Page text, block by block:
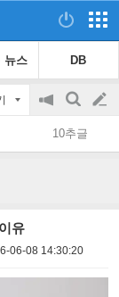
뉴스 DB
공
지
on/off
검
색
글
쓰
10추글
유
06-08 14:30:20